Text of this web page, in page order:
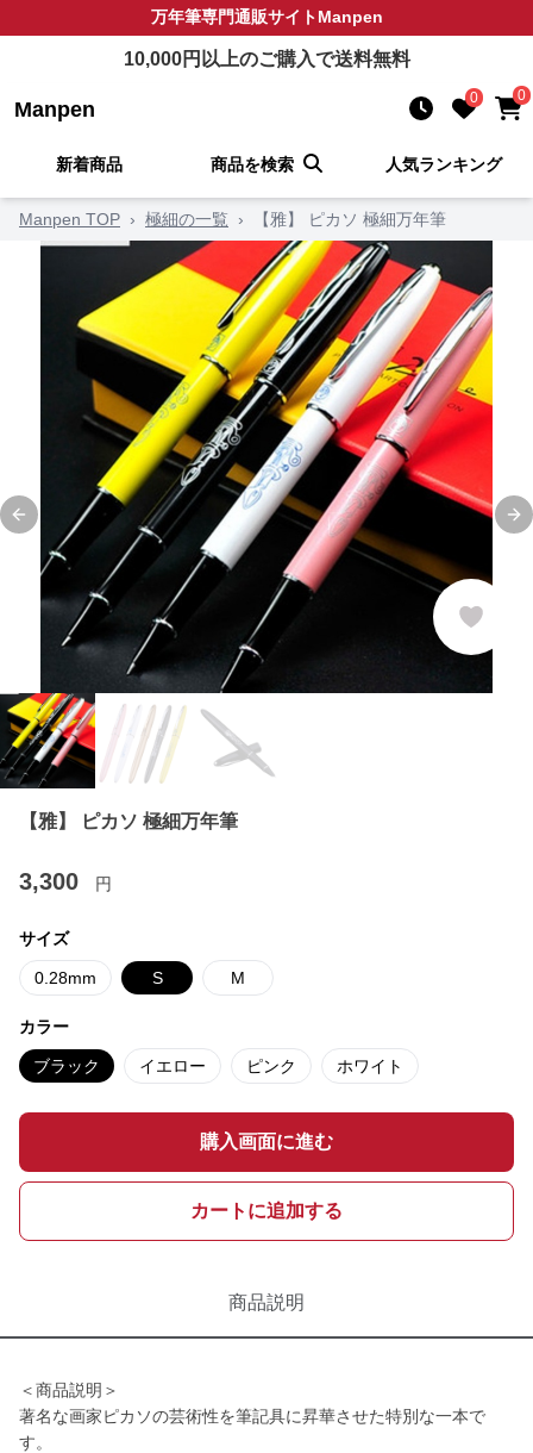
万年筆専門通販サイトManpen
10,000円以上のご購入で送料無料
Manpen 0 0
新着商品 商品を検索 人気ランキング
Manpen TOP › 極細の一覧 › 【雅】 ピカソ 極細万年筆
Previous slide
【雅】 ピカソ 極細万年筆
3,300 円
サイズ
0.28mm S M
カラー
ブラック イエロー ピンク ホワイト
購入画面に進む
カートに追加する
商品説明
＜商品説明＞
著名な画家ピカソの芸術性を筆記具に昇華させた特別な一本で
す。